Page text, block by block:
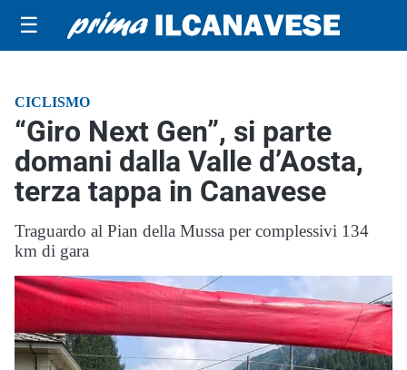
☰
CICLISMO
“Giro Next Gen”, si parte
domani dalla Valle d’Aosta,
terza tappa in Canavese
Traguardo al Pian della Mussa per complessivi 134
km di gara